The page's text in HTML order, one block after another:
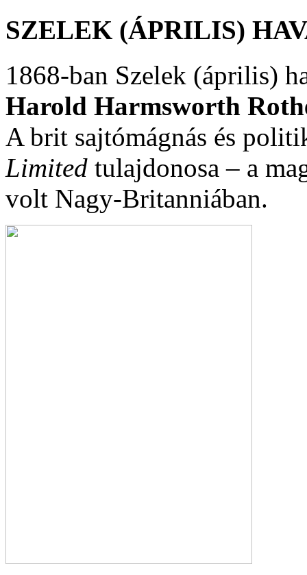
SZELEK (ÁPRILIS)
1868-ban Szelek (április)
Harold Harmsworth
A brit sajtómágnás és
Limited tulajdonosa – a
volt Nagy-Britanniában.